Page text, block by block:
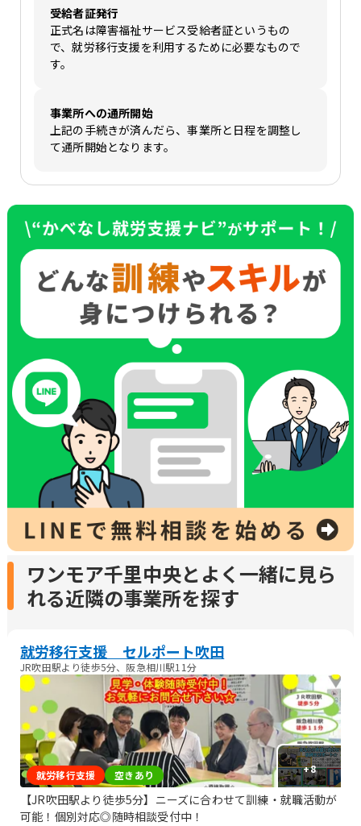
受給者証発行
正式名は障害福祉サービス受給者証というもの
で、就労移行支援を利用するために必要なもので
す。
事業所への通所開始
上記の手続きが済んだら、事業所と日程を調整し
て通所開始となります。
ワンモア千里中央とよく一緒に見ら
れる近隣の事業所を探す
就労移行支援 セルポート吹田
JR吹田駅より徒歩5分、阪急相川駅11分
+8
就労移行支援 空きあり
【JR吹田駅より徒歩5分】ニーズに合わせて訓練・就職活動が
可能！個別対応◎随時相談受付中！